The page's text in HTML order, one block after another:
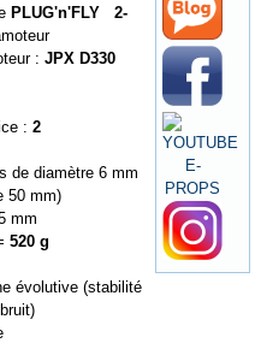
PLUG'n'FLY 2-
:JPX D330
:2
de diamètre 6 mm
50 mm)
mm
520 g
évolutive (stabilité